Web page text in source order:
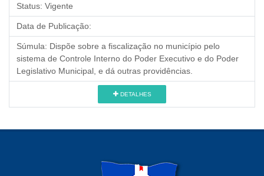
Status: Vigente
Data de Publicação:
Súmula: Dispõe sobre a fiscalização no município pelo
sistema de Controle Interno do Poder Executivo e do Poder
Legislativo Municipal, e dá outras providências.
DETALHES